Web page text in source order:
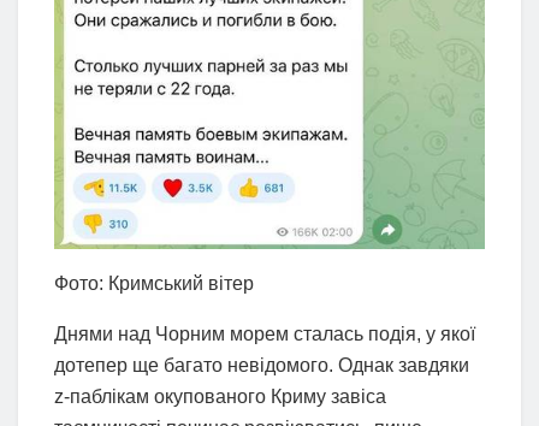
Фото: Кримський вітер
Днями над Чорним морем сталась подія, у якої
дотепер ще багато невідомого. Однак завдяки
z-паблікам окупованого Криму завіса